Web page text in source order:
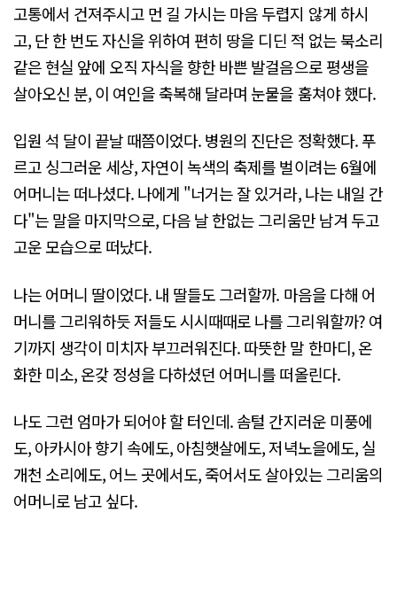
고통에서 건져주시고 먼 길 가시는 마음 두렵지 않게 하시
고, 단 한 번도 자신을 위하여 편히 땅을 디딘 적 없는 북소리
같은 현실 앞에 오직 자식을 향한 바쁜 발걸음으로 평생을
살아오신 분, 이 여인을 축복해 달라며 눈물을 훔쳐야 했다.
입원 석 달이 끝날 때쯤이었다. 병원의 진단은 정확했다. 푸
르고 싱그러운 세상, 자연이 녹색의 축제를 벌이려는 6월에
어머니는 떠나셨다. 나에게 "너거는 잘 있거라, 나는 내일 간
다"는 말을 마지막으로, 다음 날 한없는 그리움만 남겨 두고
고운 모습으로 떠났다.
나는 어머니 딸이었다. 내 딸들도 그러할까. 마음을 다해 어
머니를 그리워하듯 저들도 시시때때로 나를 그리워할까? 여
기까지 생각이 미치자 부끄러워진다. 따뜻한 말 한마디, 온
화한 미소, 온갖 정성을 다하셨던 어머니를 떠올린다.
나도 그런 엄마가 되어야 할 터인데. 솜털 간지러운 미풍에
도, 아카시아 향기 속에도, 아침햇살에도, 저녁노을에도, 실
개천 소리에도, 어느 곳에서도, 죽어서도 살아있는 그리움의
어머니로 남고 싶다.